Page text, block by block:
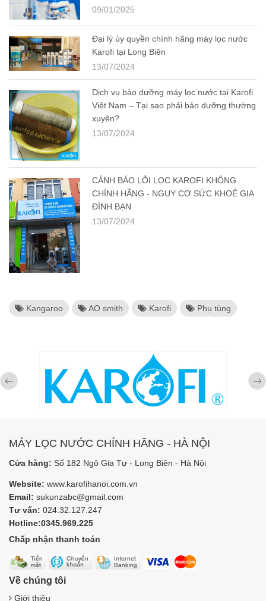
09/01/2025
Đại lý ủy quyền chính hãng máy lọc nước
Karofi tại Long Biên
13/07/2024
Dịch vụ bảo dưỡng máy lọc nước tại Karofi
Việt Nam – Tại sao phải bảo dưỡng thường
xuyên?
13/07/2024
CẢNH BÁO LÕI LỌC KAROFI KHÔNG
CHÍNH HÃNG - NGUY CƠ SỨC KHOẺ GIA
ĐÌNH BẠN
13/07/2024
Kangaroo AO smith Karofi Phụ tùng
MÁY LỌC NƯỚC CHÍNH HÃNG - HÀ NỘI
Cửa hàng: Số 182 Ngô Gia Tự - Long Biên - Hà Nội
Website: www.karofihanoi.com.vn
Email: sukunzabc@gmail.com
Tư vấn: 024.32.127.247
Hotline:0345.969.225
Chấp nhận thanh toán
Về chúng tôi
Giới thiệu